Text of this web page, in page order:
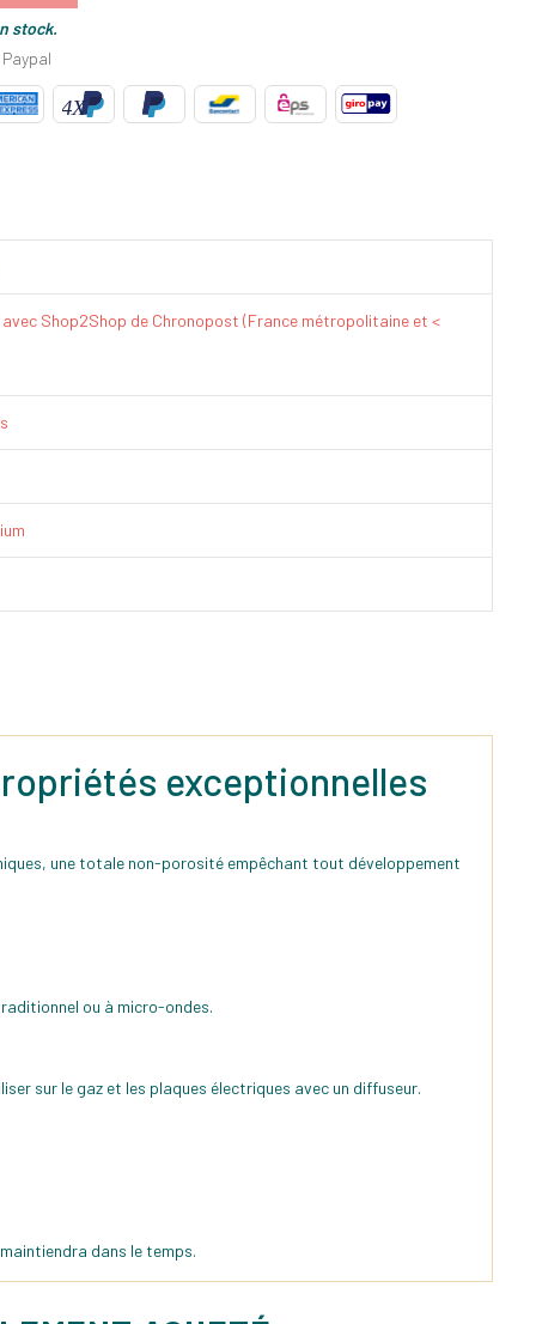
stock.
Shop2Shop de Chronopost (France métropolitaine et <
exceptionnelles
une totale non-porosité empêchant tout développement
ou à micro-ondes.
sur le gaz et les plaques électriques avec un diffuseur.
dans le temps.